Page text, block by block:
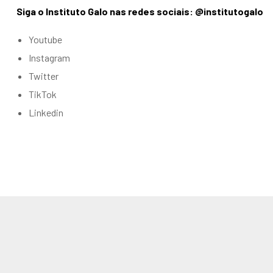
Siga o Instituto Galo nas redes sociais: @institutogalo
Youtube
Instagram
Twitter
TikTok
Linkedin